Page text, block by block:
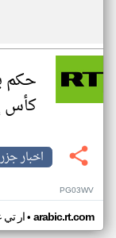
حكم
كأس
اخبار
PG03WV
ار تي• arabic.rt.com